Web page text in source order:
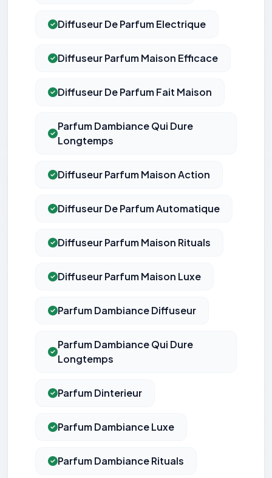
Diffuseur De Parfum Electrique
Diffuseur Parfum Maison Efficace
Diffuseur De Parfum Fait Maison
Parfum Dambiance Qui Dure
Longtemps
Diffuseur Parfum Maison Action
Diffuseur De Parfum Automatique
Diffuseur Parfum Maison Rituals
Diffuseur Parfum Maison Luxe
Parfum Dambiance Diffuseur
Parfum Dambiance Qui Dure
Longtemps
Parfum Dinterieur
Parfum Dambiance Luxe
Parfum Dambiance Rituals